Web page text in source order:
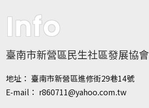
Info
臺南市新營區民生社區發展協會
地址： 臺南市新營區進修街29巷14號
E-mail： r860711@yahoo.com.tw